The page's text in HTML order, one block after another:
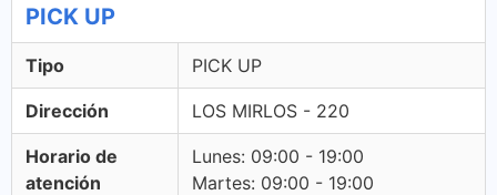
PICK UP
Tipo PICK UP
Dirección LOS MIRLOS - 220
Horario de
atención
Lunes: 09:00 - 19:00
Martes: 09:00 - 19:00